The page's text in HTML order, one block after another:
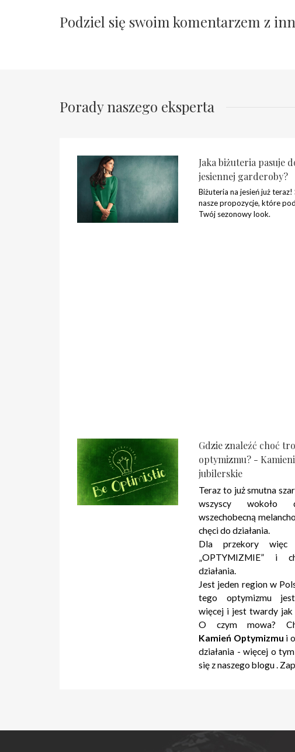
Podziel się swoim komentarzem z
Porady naszego eksperta
Jaka biżuteria pasuje
jesiennej garderoby?
Biżuteria na jesień już teraz!
nasze propozycje, które
Twój sezonowy look.
Gdzie znaleźć choć
optymizmu? -
jubilerskie
Teraz to już smutna
wszyscy wokoło
wszechobecną
chęci do działania.
Dla przekory
„OPTYMIZMIE” i
działania.
Jest jeden region w
tego optymizmu
więcej i jest twardy jak
O czym mowa?
Kamień Optymizmu i
działania - więcej o
się z naszego blogu .